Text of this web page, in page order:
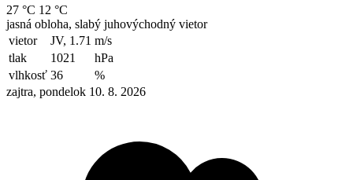
27 °C 12 °C
jasná obloha, slabý juhovýchodný vietor
vietor
JV, 1.71 m/s
tlak
1021
hPa
vlhkosť 36
%
zajtra, pondelok 10. 8. 2026